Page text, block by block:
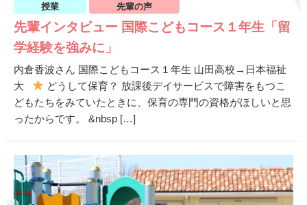
授業 先輩の声
先輩インタビュー 国際こどもコース１年生「留
学経験を強みに」
内倉香波さん 国際こどもコース１年生 山田高校→日本福祉
大
どうして保育？ 放課後デイサービスで障害をもつこ
どもたちをみていたときに、保育の専門の資格がほしいと思
ったからです。 &nbsp […]